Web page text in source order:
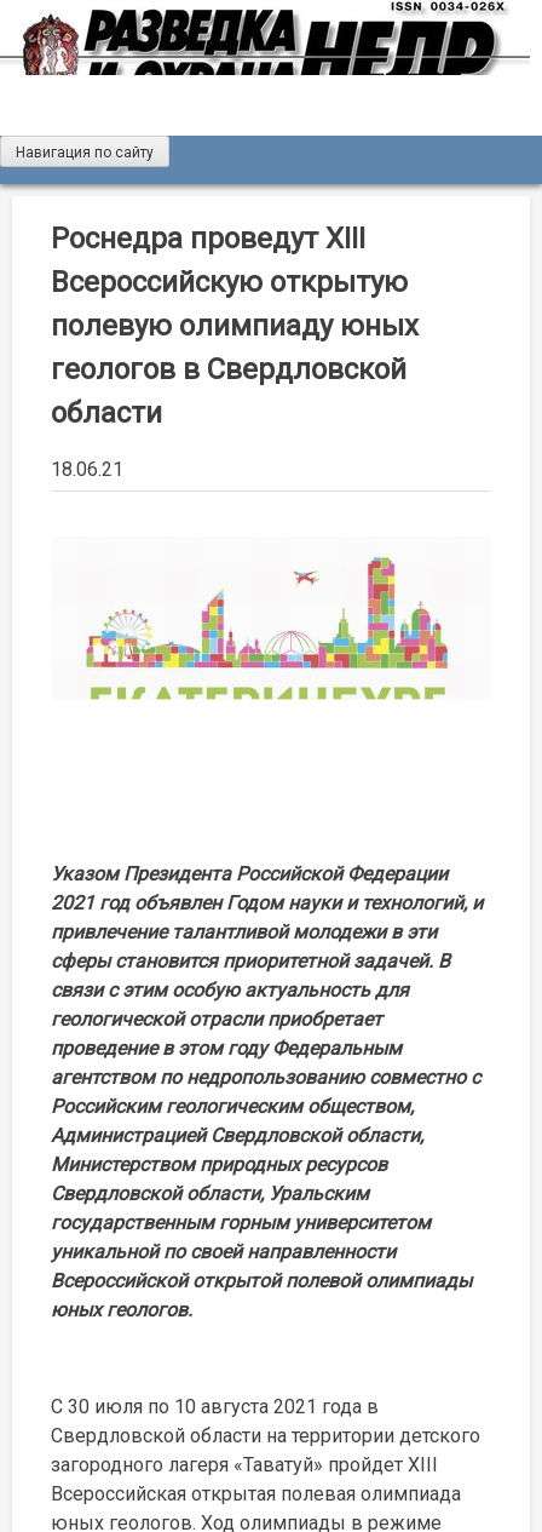
content
Журнал «Разведка и охрана недр»
Мы рады вас приветствовать на сайте журнала «Разведка
и охрана недр»
Навигация по сайту
Роснедра проведут XIII
Всероссийскую открытую
полевую олимпиаду юных
геологов в Свердловской
области
18.06.21
Указом Президента Российской Федерации
2021 год объявлен Годом науки и технологий, и
привлечение талантливой молодежи в эти
сферы становится приоритетной задачей. В
связи с этим особую актуальность для
геологической отрасли приобретает
проведение в этом году Федеральным
агентством по недропользованию совместно с
Российским геологическим обществом,
Администрацией Свердловской области,
Министерством природных ресурсов
Свердловской области, Уральским
государственным горным университетом
уникальной по своей направленности
Всероссийской открытой полевой олимпиады
юных геологов.
С 30 июля по 10 августа 2021 года в
Свердловской области на территории детского
загородного лагеря «Таватуй» пройдет XIII
Всероссийская открытая полевая олимпиада
юных геологов. Ход олимпиады в режиме